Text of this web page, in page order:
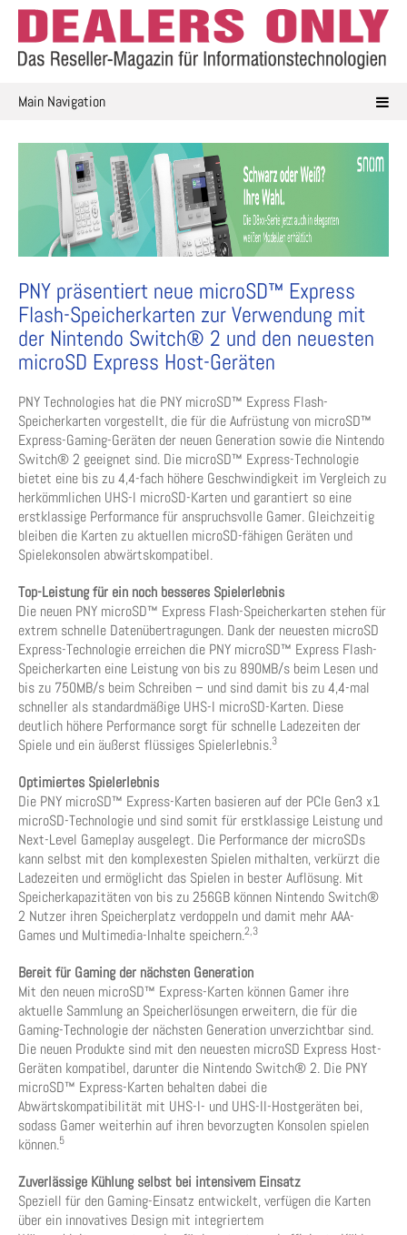
Skip
content
Main Navigation
PNY präsentiert neue microSD™ Express
Flash-Speicherkarten zur Verwendung mit
der Nintendo Switch® 2 und den neuesten
microSD Express Host-Geräten
PNY Technologies hat die PNY microSD™ Express Flash-
Speicherkarten vorgestellt, die für die Aufrüstung von microSD™
Express-Gaming-Geräten der neuen Generation sowie die Nintendo
Switch® 2 geeignet sind. Die microSD™ Express-Technologie
bietet eine bis zu 4,4-fach höhere Geschwindigkeit im Vergleich zu
herkömmlichen UHS-I microSD-Karten und garantiert so eine
erstklassige Performance für anspruchsvolle Gamer. Gleichzeitig
bleiben die Karten zu aktuellen microSD-fähigen Geräten und
Spielekonsolen abwärtskompatibel.
Top-Leistung für ein noch besseres Spielerlebnis
Die neuen PNY microSD™ Express Flash-Speicherkarten stehen für
extrem schnelle Datenübertragungen. Dank der neuesten microSD
Express-Technologie erreichen die PNY microSD™ Express Flash-
Speicherkarten eine Leistung von bis zu 890MB/s beim Lesen und
bis zu 750MB/s beim Schreiben – und sind damit bis zu 4,4-mal
schneller als standardmäßige UHS-I microSD-Karten. Diese
deutlich höhere Performance sorgt für schnelle Ladezeiten der
Spiele und ein äußerst flüssiges Spielerlebnis.3
Optimiertes Spielerlebnis
Die PNY microSD™ Express-Karten basieren auf der PCIe Gen3 x1
microSD-Technologie und sind somit für erstklassige Leistung und
Next-Level Gameplay ausgelegt. Die Performance der microSDs
kann selbst mit den komplexesten Spielen mithalten, verkürzt die
Ladezeiten und ermöglicht das Spielen in bester Auflösung. Mit
Speicherkapazitäten von bis zu 256GB können Nintendo Switch®
2 Nutzer ihren Speicherplatz verdoppeln und damit mehr AAA-
Games und Multimedia-Inhalte speichern.2,3
Bereit für Gaming der nächsten Generation
Mit den neuen microSD™ Express-Karten können Gamer ihre
aktuelle Sammlung an Speicherlösungen erweitern, die für die
Gaming-Technologie der nächsten Generation unverzichtbar sind.
Die neuen Produkte sind mit den neuesten microSD Express Host-
Geräten kompatibel, darunter die Nintendo Switch® 2. Die PNY
microSD™ Express-Karten behalten dabei die
Abwärtskompatibilität mit UHS-I- und UHS-II-Hostgeräten bei,
sodass Gamer weiterhin auf ihren bevorzugten Konsolen spielen
können.5
Zuverlässige Kühlung selbst bei intensivem Einsatz
Speziell für den Gaming-Einsatz entwickelt, verfügen die Karten
über ein innovatives Design mit integriertem